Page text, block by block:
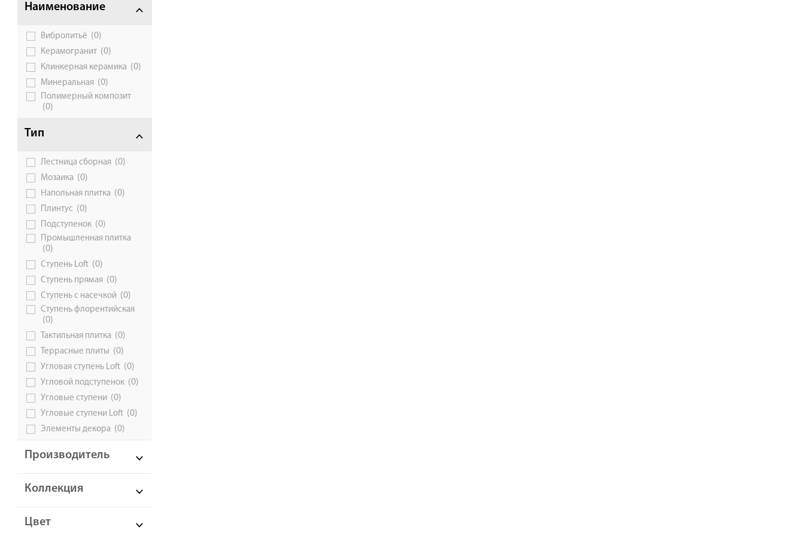
Галерея объектов
Контакты
Наименование
Вибролитьё (0)
Керамогранит (0)
Клинкерная керамика (0)
Минеральная (0)
Полимерный композит
(0)
Тип
Лестница сборная (0)
Мозаика (0)
Напольная плитка (0)
Плинтус (0)
Подступенок (0)
Промышленная плитка
(0)
Ступень Loft (0)
Ступень прямая (0)
Ступень с насечкой (0)
Ступень флорентийская
(0)
Тактильная плитка (0)
Террасные плиты (0)
Угловая ступень Loft (0)
Угловой подступенок (0)
Угловые ступени (0)
Угловые ступени Loft (0)
Элементы декора (0)
Производитель
Коллекция
Цвет